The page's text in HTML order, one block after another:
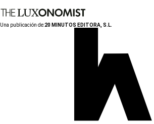
Una publicación de:20 MINUTOS EDITORA, S.L.